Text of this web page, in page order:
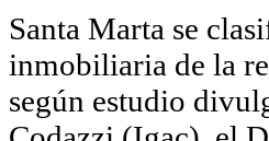
Santa Marta se
inmobiliaria de la
según estudio